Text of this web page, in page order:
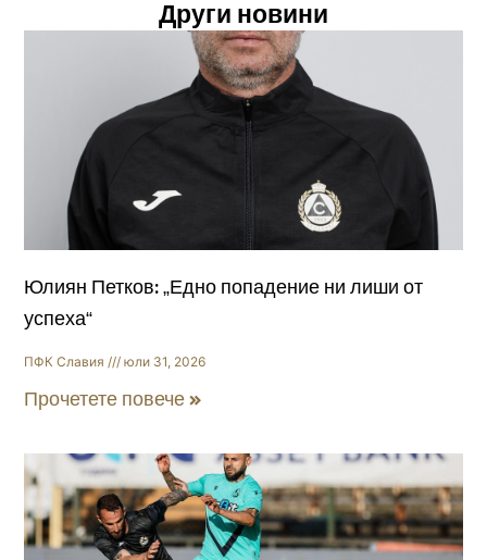
Други новини
Юлиян Петков: „Едно попадение ни лиши от
успеха“
ПФК Славия юли 31, 2026
Прочетете повече »